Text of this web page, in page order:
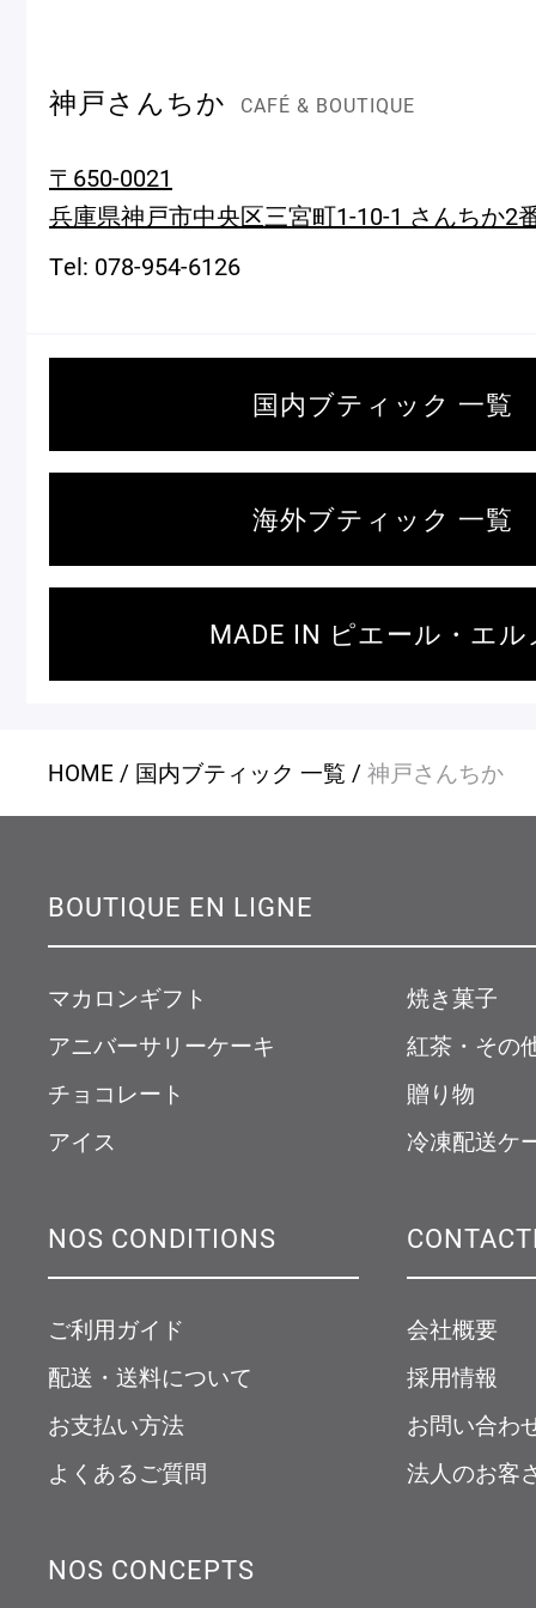
＜麻布台ヒルズ＞
催事出店のお知らせ
一部商品の
ピエール・エルメ・パリ
ピエール・エルメについて ブラン
店舗一覧
国内ブティック一覧 海外ブ
ログイン
ショッピングバッグ
神戸さんちか CAFÉ & BOUTIQUE
〒650-0021
兵庫県神戸市中央区三宮町1-10-1 さんちか2
Tel: 078-954-6126
国内ブティック 一覧
海外ブティック 一覧
MADE IN ピエール・エル
HOME 国内ブティック 一覧 神戸さんちか
BOUTIQUE EN LIGNE
マカロンギフト
アニバーサリーケーキ
チョコレート
アイス
焼き菓子
紅茶・その
贈り物
冷凍配送ケ
NOS CONDITIONS
ご利用ガイド
配送・送料について
お支払い方法
よくあるご質問
会社概要
採用情報
お問い合わ
法人のお客
NOS CONCEPTS